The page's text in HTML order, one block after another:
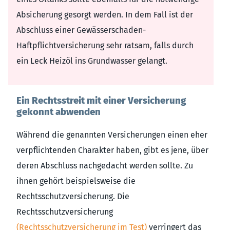
Absicherung gesorgt werden. In dem Fall ist der
Abschluss einer Gewässerschaden-
Haftpflichtversicherung sehr ratsam, falls durch
ein Leck Heizöl ins Grundwasser gelangt.
Ein Rechtsstreit mit einer Versicherung
gekonnt abwenden
Während die genannten Versicherungen einen eher
verpflichtenden Charakter haben, gibt es jene, über
deren Abschluss nachgedacht werden sollte. Zu
ihnen gehört beispielsweise die
Rechtsschutzversicherung. Die
Rechtsschutzversicherung
(Rechtsschutzversicherung im Test) verringert das